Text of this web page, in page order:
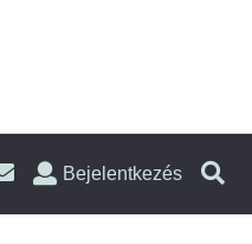
Bejelentkezés